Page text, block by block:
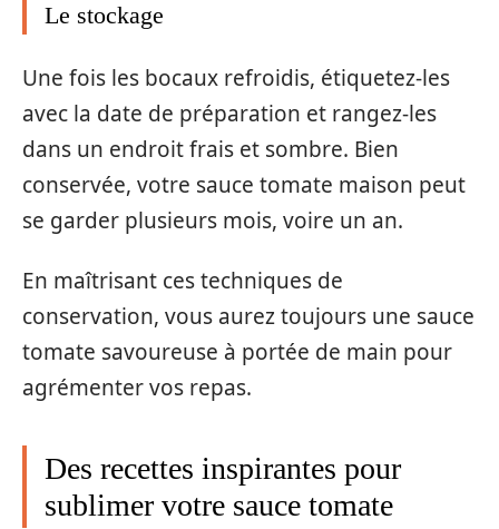
Le stockage
Une fois les bocaux refroidis, étiquetez-les
avec la date de préparation et rangez-les
dans un endroit frais et sombre. Bien
conservée, votre sauce tomate maison peut
se garder plusieurs mois, voire un an.
En maîtrisant ces techniques de
conservation, vous aurez toujours une sauce
tomate savoureuse à portée de main pour
agrémenter vos repas.
Des recettes inspirantes pour
sublimer votre sauce tomate